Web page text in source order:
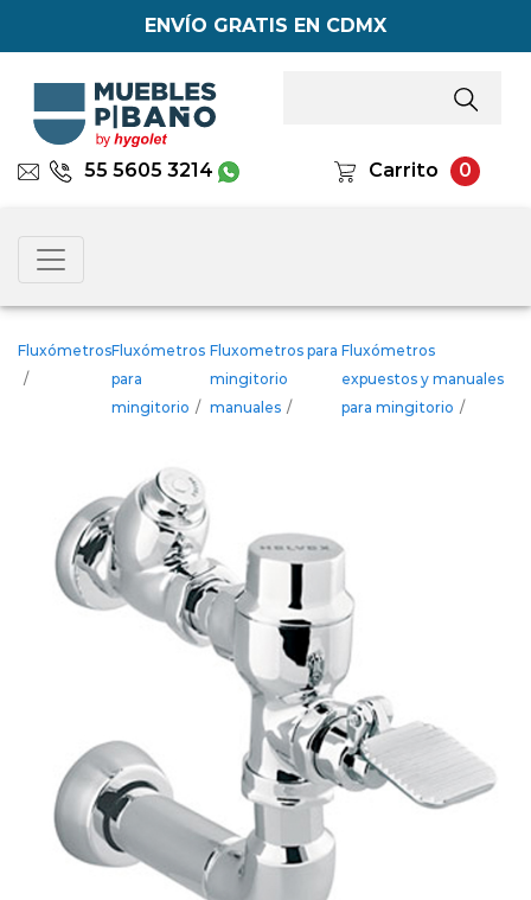
ENVÍO GRATIS EN CDMX
55 5605 3214 Carrito 0
Fluxómetros
/
Fluxómetros
para
mingitorio /
Fluxometros para
mingitorio
manuales /
Fluxómetros
expuestos y manuales
para mingitorio /